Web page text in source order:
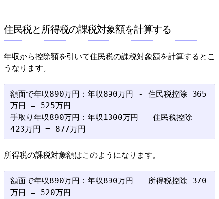
住民税と所得税の課税対象額を計算する
年収から控除額を引いて住民税の課税対象額を計算するとこ
うなります。
額面で年収890万円：年収890万円 - 住民税控除 365
万円 = 525万円
手取り年収890万円：年収1300万円 - 住民税控除
所得税の課税対象額はこのようになります。
額面で年収890万円：年収890万円 - 所得税控除 370
万円 = 520万円